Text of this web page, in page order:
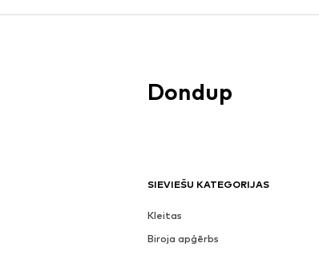
SIEVIEŠU KATEGORIJAS
Kleitas
Biroja apģērbs
Dondup